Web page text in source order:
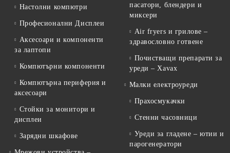
Настолни компютри
Професионални Дисплеи
Аксесоари и компоненти
за лаптопи
Компютърни компоненти
Компютърна периферия и
аксесоари
Стойки за монитори и
дисплеи
Зарядни шкафове
пасатори, блендери и
миксери
Air fryers и грилове –
здравословно готвене
Почистващи препарати за
уреди – Xavax
Малки електроуреди
Прахосмукачки
Стенни часовници
Уреди за гладене – ютии и
парогенератори